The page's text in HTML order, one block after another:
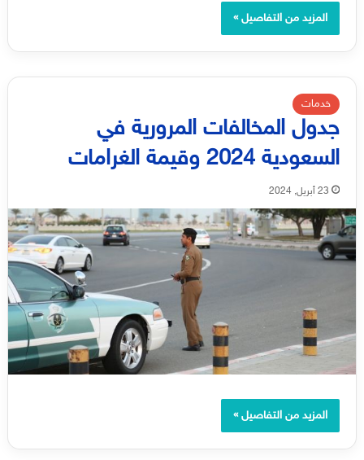
المزيد من التفاصيل »
خدمات
جدول المخالفات المرورية في
السعودية 2024 وقيمة الغرامات
23 أبريل, 2024
المزيد من التفاصيل »